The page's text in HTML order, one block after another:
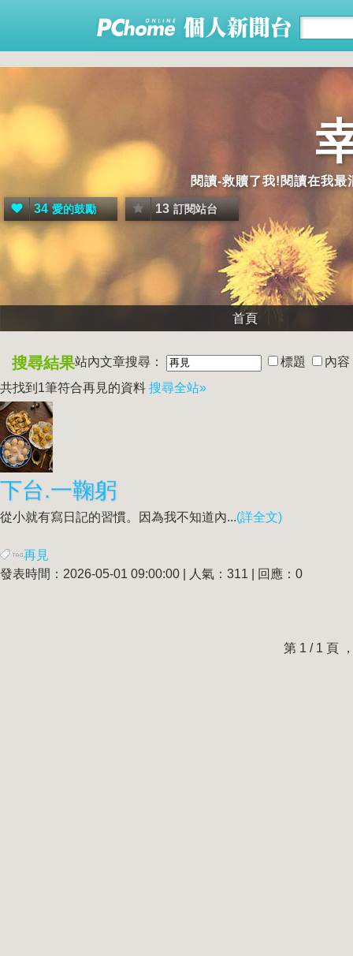
閱讀-救贖了我!閱讀在我
34 愛的鼓勵 13 訂閱站台
首頁
搜尋結果站內文章搜尋： 標題
內容
共找到1筆符合再見的資料 搜尋全站»
下台.一鞠躬
從小就有寫日記的習慣。因為我不知道內...(詳全文)
再見
發表時間：2026-05-01 09:00:00 | 人氣：311 | 回應：0
第 1 / 1